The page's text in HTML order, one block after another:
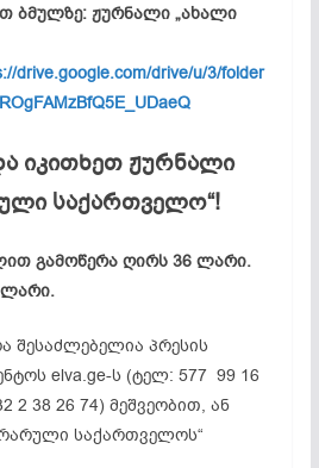
ბმულზე: ჟურნალი „ახალი
drive.google.com/drive/u/3/folder
იკითხეთ ჟურნალი
საქართველო“!
გამოწერა ღირს 36 ლარი.
ლარი.
შესაძლებელია პრესის
elva.ge-ს(ტელ: 577 99 16
2 38 26 74) მეშვეობით, ან
საქართველოს“